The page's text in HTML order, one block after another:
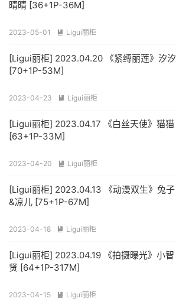
晴晴 [36+1P-36M]
2023-05-01  Ligui丽柜
[Ligui丽柜] 2023.04.20 《紧缚丽莲》汐汐
[70+1P-53M]
2023-04-23  Ligui丽柜
[Ligui丽柜] 2023.04.17 《白丝天使》猫猫
[63+1P-33M]
2023-04-20  Ligui丽柜
[Ligui丽柜] 2023.04.13 《动漫双生》兔子
&凉儿 [75+1P-67M]
2023-04-18  Ligui丽柜
[Ligui丽柜] 2023.04.19 《拍摄曝光》小智
贤 [64+1P-317M]
2023-04-15  Ligui丽柜